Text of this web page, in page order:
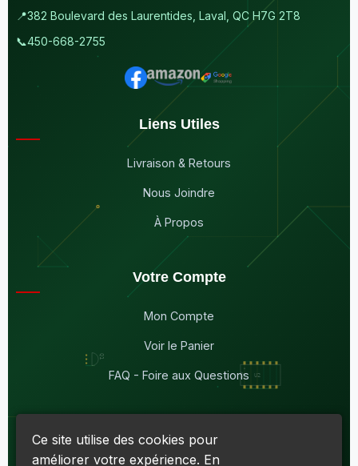
📍382 Boulevard des Laurentides, Laval, QC H7G 2T8
📞450-668-2755
Liens Utiles
Livraison & Retours
Nous Joindre
À Propos
Votre Compte
Mon Compte
Voir le Panier
FAQ - Foire aux Questions
© 2026Maddison Électronique Inc.
Ce site utilise des cookies pour
améliorer votre expérience. En